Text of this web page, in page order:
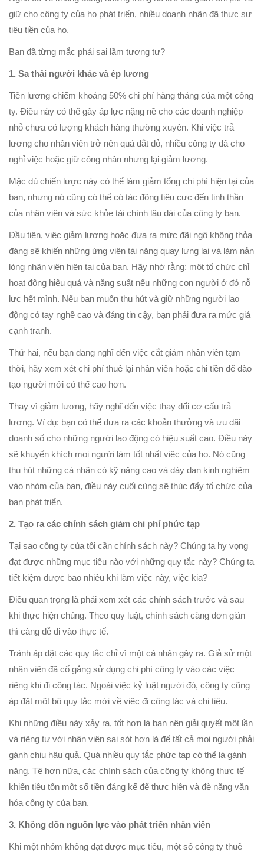
giữ cho công ty của họ phát triển, nhiều doanh nhân đã thực sự
tiêu tiền của họ.
Bạn đã từng mắc phải sai lầm tương tự?
1. Sa thải người khác và ép lương
Tiền lương chiếm khoảng 50% chi phí hàng tháng của một công
ty. Điều này có thể gây áp lực nặng nề cho các doanh nghiệp
nhỏ chưa có lượng khách hàng thường xuyên. Khi việc trả
lương cho nhân viên trở nên quá đắt đỏ, nhiều công ty đã cho
nghỉ việc hoặc giữ công nhân nhưng lại giảm lương.
Mặc dù chiến lược này có thể làm giảm tổng chi phí hiện tại của
bạn, nhưng nó cũng có thể có tác động tiêu cực đến tinh thần
của nhân viên và sức khỏe tài chính lâu dài của công ty bạn.
Đầu tiên, việc giảm lương hoặc đưa ra mức đãi ngộ không thỏa
đáng sẽ khiến những ứng viên tài năng quay lưng lại và làm nản
lòng nhân viên hiện tại của bạn. Hãy nhớ rằng: một tổ chức chỉ
hoạt động hiệu quả và năng suất nếu những con người ở đó nỗ
lực hết mình. Nếu bạn muốn thu hút và giữ những người lao
động có tay nghề cao và đáng tin cậy, bạn phải đưa ra mức giá
cạnh tranh.
Thứ hai, nếu bạn đang nghĩ đến việc cắt giảm nhân viên tạm
thời, hãy xem xét chi phí thuê lại nhân viên hoặc chi tiền để đào
tạo người mới có thể cao hơn.
Thay vì giảm lương, hãy nghĩ đến việc thay đổi cơ cấu trả
lương. Ví dụ: bạn có thể đưa ra các khoản thưởng và ưu đãi
doanh số cho những người lao động có hiệu suất cao. Điều này
sẽ khuyến khích mọi người làm tốt nhất việc của họ. Nó cũng
thu hút những cá nhân có kỹ năng cao và dày dạn kinh nghiệm
vào nhóm của bạn, điều này cuối cùng sẽ thúc đẩy tổ chức của
bạn phát triển.
2. Tạo ra các chính sách giảm chi phí phức tạp
Tại sao công ty của tôi cần chính sách này? Chúng ta hy vọng
đạt được những mục tiêu nào với những quy tắc này? Chúng ta
tiết kiệm được bao nhiêu khi làm việc này, việc kia?
Điều quan trọng là phải xem xét các chính sách trước và sau
khi thực hiện chúng. Theo quy luật, chính sách càng đơn giản
thì càng dễ đi vào thực tế.
Tránh áp đặt các quy tắc chỉ vì một cá nhân gây ra. Giả sử một
nhân viên đã cố gắng sử dụng chi phí công ty vào các việc
riêng khi đi công tác. Ngoài việc kỷ luật người đó, công ty cũng
áp đặt một bộ quy tắc mới về việc đi công tác và chi tiêu.
Khi những điều này xảy ra, tốt hơn là bạn nên giải quyết một lần
và riêng tư với nhân viên sai sót hơn là để tất cả mọi người phải
gánh chịu hậu quả. Quá nhiều quy tắc phức tạp có thể là gánh
nặng. Tệ hơn nữa, các chính sách của công ty không thực tế
khiến tiêu tốn một số tiền đáng kể để thực hiện và đè nặng văn
hóa công ty của bạn.
3. Không dồn nguồn lực vào phát triển nhân viên
Khi một nhóm không đạt được mục tiêu, một số công ty thuê